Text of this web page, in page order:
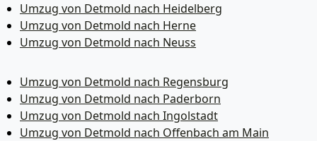
Umzug von Detmold nach Heidelberg
Umzug von Detmold nach Herne
Umzug von Detmold nach Neuss
Umzug von Detmold nach Regensburg
Umzug von Detmold nach Paderborn
Umzug von Detmold nach Ingolstadt
Umzug von Detmold nach Offenbach am Main